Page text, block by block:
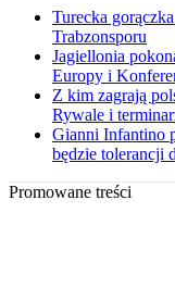
Turecka
Trabzonsporu
Jagiellonia
Europy i
Z kim zagrają
Rywale i
Gianni Infantino
będzie tolerancji
Promowane treści